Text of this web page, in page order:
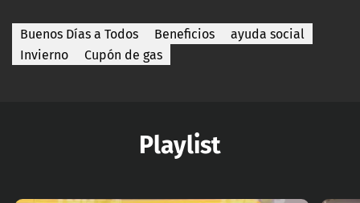
Buenos Días a Todos Beneficios
ayuda social
Invierno
Cupón de gas
Playlist